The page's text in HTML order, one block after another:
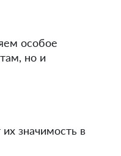
особое
но и
значимость в